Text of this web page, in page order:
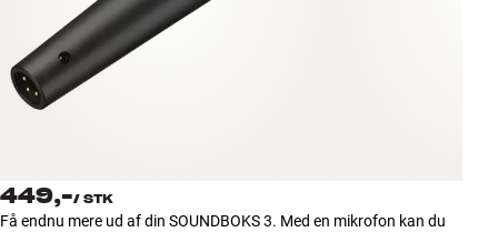
Tilbehør
INSPIRATION
449,-/ STK
Få endnu mere ud af din SOUNDBOKS 3. Med en mikrofon kan du